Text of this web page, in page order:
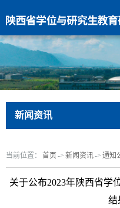
新闻资讯
当前位置： 首页 -> 新闻资讯-> 通知
关于公布2023年陕西省学
结